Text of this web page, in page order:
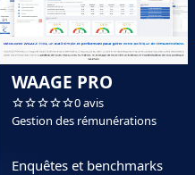
WAAGE PRO
0 avis
Gestion des rémunérations
Enquêtes et benchmarks